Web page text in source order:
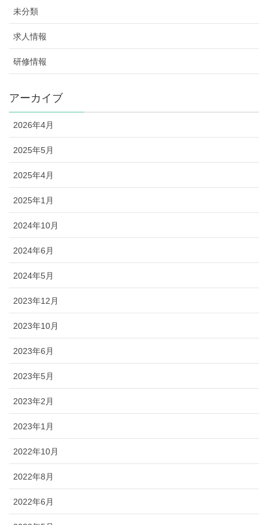
未分類
求人情報
研修情報
アーカイブ
2026年4月
2025年5月
2025年4月
2025年1月
2024年10月
2024年6月
2024年5月
2023年12月
2023年10月
2023年6月
2023年5月
2023年2月
2023年1月
2022年10月
2022年8月
2022年6月